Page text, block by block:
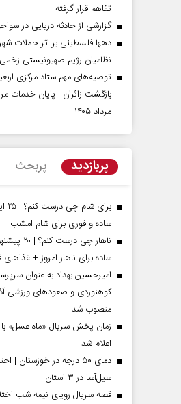
تفاهم قرار گرفته
گزارشی از حادثه دریایی در
دهها فلسطینی بر اثر حملات
نظامیان رژیم صهیونیستی
توصیه‌های مهم ستاد مرکزی
مرداد ۱۴۰۵
پربازدید پربحث
ساده و فوری برای شام امشب
ناهار چی
ساده برای ناهار امروز +
امیرحسین بهداد به عنوان
کوهنوردی و صعودهای ورزشی
منصوب شد
زمان پخش سریال «ماه عسل» با
اعلام شد
دمای ۵۰ درجه در خوزستان
سیل‌آسا در ۳ استان
قصه سریال رویای نیمه شب